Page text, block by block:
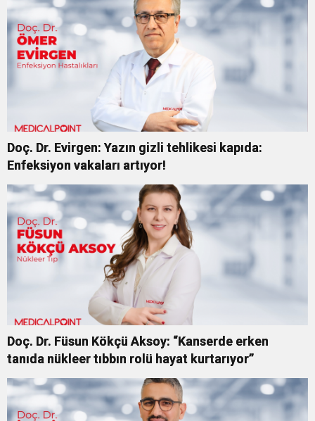
Doç. Dr. Evirgen: Yazın gizli tehlikesi kapıda:
Enfeksiyon vakaları artıyor!
Doç. Dr. Füsun Kökçü Aksoy: “Kanserde erken
tanıda nükleer tıbbın rolü hayat kurtarıyor”